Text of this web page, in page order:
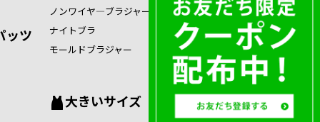
ッツ
ノンワイヤ―ブラジャー
ナイトブラ
モールドブラジャー
大きいサイズ